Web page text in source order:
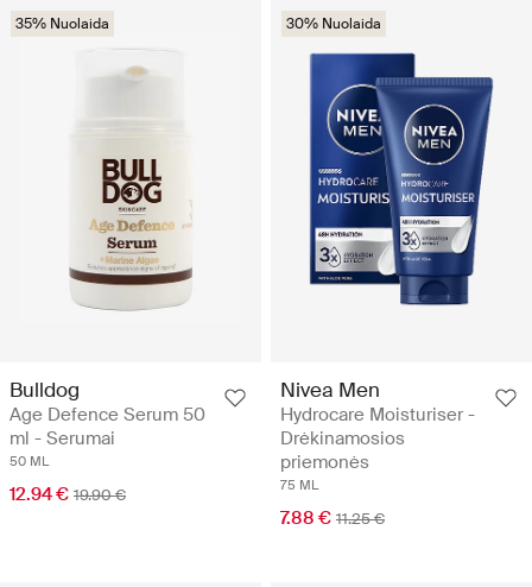
35% Nuolaida
Bulldog
Age Defence Serum 50
ml - Serumai
50 ML
12.94 € 19.90 €
30% Nuolaida
Nivea Men
Hydrocare Moisturiser -
Drėkinamosios
priemonės
75 ML
7.88 € 11.25 €